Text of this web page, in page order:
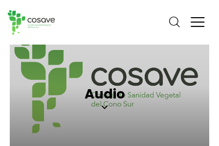
Audio